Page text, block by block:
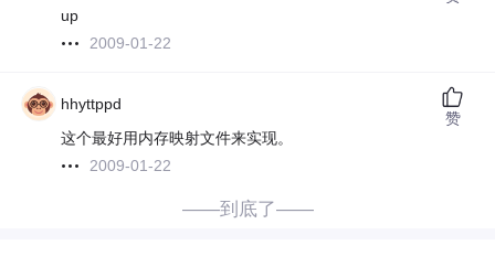
up
2009-01-22
hhyttppd
这个最好用内存映射文件来实现。
2009-01-22
赞
——到底了——